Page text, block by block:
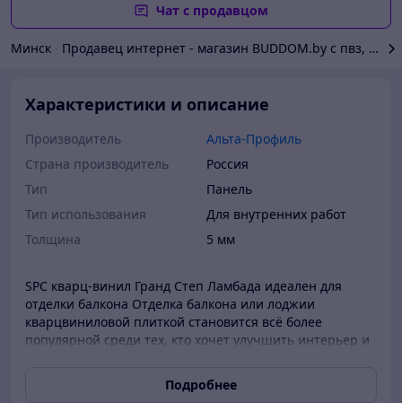
Чат с продавцом
Минск Продавец интернет - магазин BUDDOM.by с пвз,
Характеристики и описание
Производитель
Альта-Профиль
Страна производитель
Россия
Тип
Панель
Тип использования
Для внутренних работ
Толщина
5 мм
SPC кварц-винил Гранд Степ Ламбада идеален для
отделки балкона Отделка балкона или лоджии
кварцвиниловой плиткой становится всё более
популярной среди тех, кто хочет улучшить интерьер и
многослойная конструкция, основой которой является
винил с добавлением кварцевой крошки. Плитка
Подробнее